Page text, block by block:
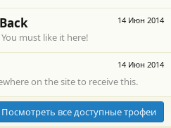
14 Июн 2014
must like it here!
14 Июн 2014
on the site to receive this.
Посмотреть все доступные трофеи